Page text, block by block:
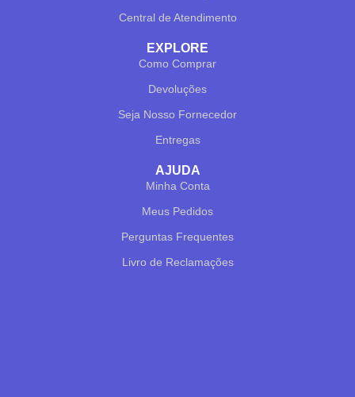
Central de Atendimento
EXPLORE
Como Comprar
Devoluções
Seja Nosso Fornecedor
Entregas
AJUDA
Minha Conta
Meus Pedidos
Perguntas Frequentes
Livro de Reclamações
✔ FINALIZAR